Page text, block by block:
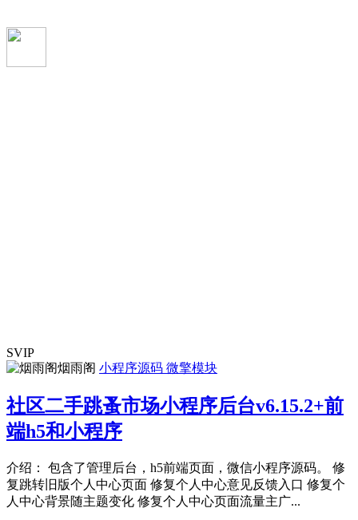
SVIP
烟雨阁 小程序源码 微擎模块
社区二手跳蚤市场小程序后台v6.15.2+前
端h5和小程序
介绍： 包含了管理后台，h5前端页面，微信小程序源码。 修
复跳转旧版个人中心页面 修复个人中心意见反馈入口 修复个
人中心背景随主题变化 修复个人中心页面流量主广...